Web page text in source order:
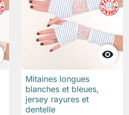

Mitaines longues
blanches et bleues,
jersey rayures et
dentelle